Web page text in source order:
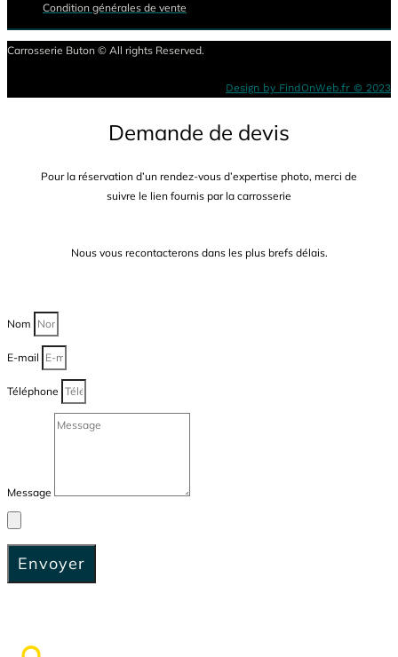
Condition générales de vente
Carrosserie Buton © All rights Reserved.
Design by FindOnWeb.fr © 2023
Demande de devis
Pour la réservation d’un rendez-vous d’expertise photo, merci de
suivre le lien fournis par la carrosserie
Nous vous recontacterons dans les plus brefs délais.
Nom
E-mail
Téléphone
Message
Envoyer